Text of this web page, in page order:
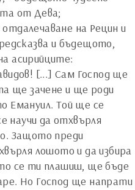
от Дева;
на Рецин и
и бъдещото,
асирийците:
[...] Сам Господ ще
ще зачене и ще роди
Емануил. Той ще се
научи да отхвърля
Защото преди
лошото и да избира
се ти плашиш, ще бъде
Но Господ ще напрати